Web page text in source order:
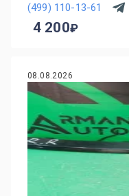
(499) 110-13-61
4 200
08.08.2026